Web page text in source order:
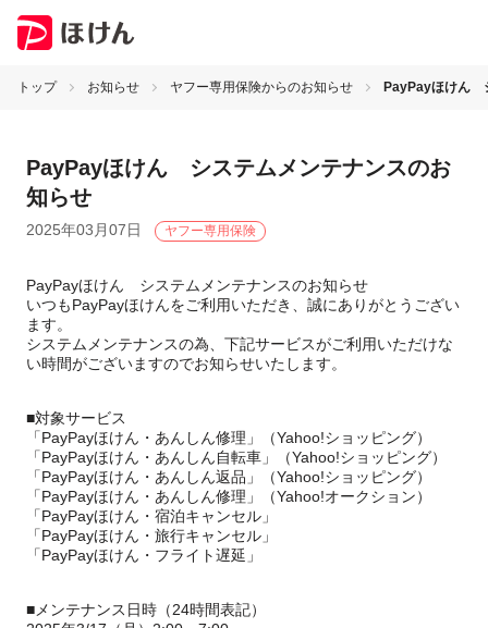
トップ お知らせ ヤフー専用保険からのお知らせ PayPayほけん
PayPayほけん システムメンテナンスのお
知らせ
2025年03月07日 ヤフー専用保険
PayPayほけん システムメンテナンスのお知らせ
いつもPayPayほけんをご利用いただき、誠にありがとうござい
ます。
システムメンテナンスの為、下記サービスがご利用いただけな
い時間がございますのでお知らせいたします。
■対象サービス
「PayPayほけん・あんしん修理」（Yahoo!ショッピング）
「PayPayほけん・あんしん自転車」（Yahoo!ショッピング）
「PayPayほけん・あんしん返品」（Yahoo!ショッピング）
「PayPayほけん・あんしん修理」（Yahoo!オークション）
「PayPayほけん・宿泊キャンセル」
「PayPayほけん・旅行キャンセル」
「PayPayほけん・フライト遅延」
■メンテナンス日時（24時間表記）